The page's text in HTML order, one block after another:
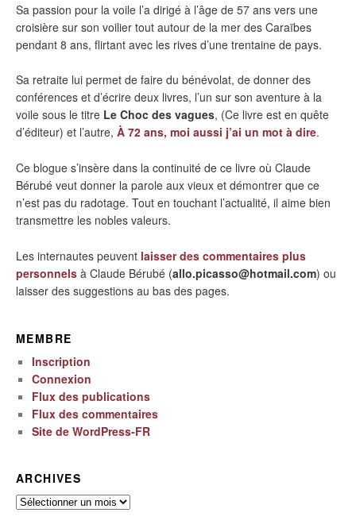
Sa passion pour la voile l’a dirigé à l’âge de 57 ans vers une
croisière sur son voilier tout autour de la mer des Caraïbes
pendant 8 ans, flirtant avec les rives d’une trentaine de pays.
Sa retraite lui permet de faire du bénévolat, de donner des
conférences et d’écrire deux livres, l’un sur son aventure à la
voile sous le titre Le Choc des vagues, (Ce livre est en quête
d’éditeur) et l’autre, À 72 ans, moi aussi j’ai un mot à dire.
Ce blogue s’insère dans la continuité de ce livre où Claude
Bérubé veut donner la parole aux vieux et démontrer que ce
n’est pas du radotage. Tout en touchant l’actualité, il aime bien
transmettre les nobles valeurs.
Les internautes peuvent laisser des commentaires plus
personnels à Claude Bérubé (allo.picasso@hotmail.com) ou
laisser des suggestions au bas des pages.
MEMBRE
Inscription
Connexion
Flux des publications
Flux des commentaires
Site de WordPress-FR
ARCHIVES
Archives